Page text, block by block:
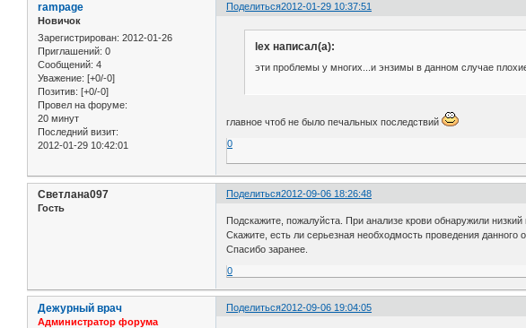
Поделиться2012-01-29 10:37:51
rampage
Новичок
Зарегистрирован: 2012-01-26
Приглашений: 0
Сообщений: 4
Уважение: [+0/-0]
Позитив: [+0/-0]
Провел на форуме:
20 минут
Последний визит:
2012-01-29 10:42:01
lex написал(а):
эти проблемы у многих...и энзимы в данном случае
главное чтоб не было печальных последствий
0
Поделиться2012-09-06 18:26:48
Светлана097
Гость
Подскажите, пожалуйста. При анализе крови обнаружили
Скажите, есть ли серьезная необходмость проведения данного
Спасибо заранее.
0
Поделиться2012-09-06 19:04:05
Дежурный врач
Администратор форума